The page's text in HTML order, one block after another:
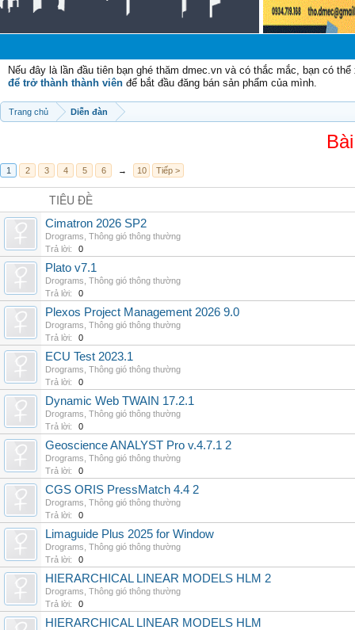
Nếu đây là lần đầu tiên bạn ghé thăm dmec.vn và có thắc mắc, bạn có
để trở thành thành viên để bắt đầu đăng bán sản phẩm của mình.
Trang chủ Diễn đàn
1 2 3 4 5 6 → 10 Tiếp >
TIÊU ĐỀ
Cimatron 2026 SP2
Drograms Thông gió thông thường
Trả lời:
0
Plato v7.1
Drograms Thông gió thông thường
Trả lời:
0
Plexos Project Management 2026 9.0
Drograms Thông gió thông thường
Trả lời:
0
ECU Test 2023.1
Drograms Thông gió thông thường
Trả lời:
0
Dynamic Web TWAIN 17.2.1
Drograms Thông gió thông thường
Trả lời:
0
Geoscience ANALYST Pro v.4.7.1 2
Drograms Thông gió thông thường
Trả lời:
0
CGS ORIS PressMatch 4.4 2
Drograms Thông gió thông thường
Trả lời:
0
Limaguide Plus 2025 for Window
Drograms Thông gió thông thường
Trả lời:
0
HIERARCHICAL LINEAR MODELS HLM 2
Drograms Thông gió thông thường
Trả lời:
0
HIERARCHICAL LINEAR MODELS HLM